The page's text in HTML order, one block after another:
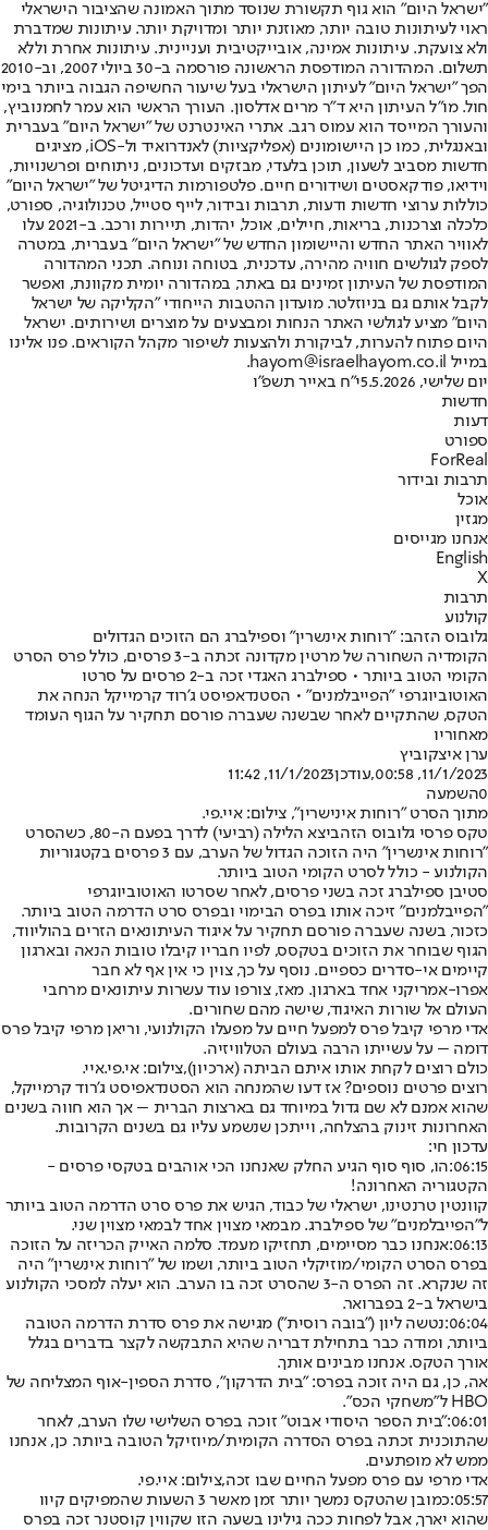
"ישראל היום" הוא גוף תקשורת שנוסד מתוך האמונה שהציבור הישראלי
ראוי לעיתונות טובה יותר, מאוזנת יותר ומדויקת יותר. עיתונות שמדברת
ולא צועקת. עיתונות אמינה, אובייקטיבית ועניינית. עיתונות אחרת וללא
תשלום. המהדורה המודפסת הראשונה פורסמה ב-30 ביולי 2007, וב-2010
הפך "ישראל היום" לעיתון הישראלי בעל שיעור החשיפה הגבוה ביותר בימי
חול. מו"ל העיתון היא ד"ר מרים אדלסון. העורך הראשי הוא עמר לחמנוביץ,
והעורך המייסד הוא עמוס רגב. אתרי האינטרנט של "ישראל היום" בעברית
ובאנגלית, כמו כן היישומונים (אפליקציות) לאנדרואיד ול-iOS, מציגים
חדשות מסביב לשעון, תוכן בלעדי, מבזקים ועדכונים, ניתוחים ופרשנויות,
וידיאו, פודקאסטים ושידורים חיים. פלטפורמות הדיגיטל של "ישראל היום"
כוללות ערוצי חדשות ודעות, תרבות ובידור, לייף סטייל, טכנולוגיה, ספורט,
כלכלה וצרכנות, בריאות, חיילים, אוכל, יהדות, תיירות ורכב. ב-2021 עלו
לאוויר האתר החדש והיישומון החדש של "ישראל היום" בעברית, במטרה
לספק לגולשים חוויה מהירה, עדכנית, בטוחה ונוחה. תכני המהדורה
המודפסת של העיתון זמינים גם באתר, במהדורה יומית מקוונת, ואפשר
לקבל אותם גם בניוזלטר. מועדון ההטבות הייחודי "הקליקה של ישראל
היום" מציע לגולשי האתר הנחות ומבצעים על מוצרים ושירותים. ישראל
היום פתוח להערות, לביקורת ולהצעות לשיפור מקהל הקוראים. פנו אלינו
במייל hayom@israelhayom.co.il.
יום שלישי, 5.5.2026
י"ח באייר תשפ"ו
חדשות
דעות
ספורט
ForReal
תרבות ובידור
אוכל
מגזין
אנחנו מגייסים
English
X
תרבות
קולנוע
גלובוס הזהב: "רוחות אינשרין" וספילברג הם הזוכים הגדולים
הקומדיה השחורה של מרטין מקדונה זכתה ב-3 פרסים, כולל פרס הסרט
הקומי הטוב ביותר • ספילברג האגדי זכה ב-2 פרסים על סרטו
האוטוביוגרפי "הפייבלמנים" • הסטנדאפיסט ג'רוד קרמייקל הנחה את
הטקס, שהתקיים לאחר שבשנה שעברה פורסם תחקיר על הגוף העומד
מאחוריו
ערן איצקוביץ
11/1/2023, 00:58
,עודכן11/1/2023, 11:42
0השמעה
מתוך הסרט "רוחות אינישרין", צילום: איי.פי.
טקס פרסי גלובוס הזהב
יצא הלילה (רביעי) לדרך בפעם ה-80, כשהסרט
"רוחות אינשרין" היה הזוכה הגדול של הערב, עם 3 פרסים בקטגוריות
הקולנוע - כולל לסרט הקומי הטוב ביותר.
סטיבן ספילברג זכה בשני פרסים, לאחר שסרטו האוטוביוגרפי
"הפייבלמנים" זיכה אותו בפרס הבימוי ובפרס סרט הדרמה הטוב ביותר.
כזכור, בשנה שעברה פורסם תחקיר על איגוד העיתונאים הזרים בהוליווד,
הגוף שבוחר את הזוכים בטקסס, לפיו חבריו קיבלו טובות הנאה ובארגון
קיימים אי-סדרים כספיים. נוסף על כך, צוין כי אין אף לא חבר
אפרו-אמריקני אחד בארגון. מאז, צורפו עוד עשרות עיתונאים מרחבי
העולם אל שורות האיגוד, שישה מהם שחורים.
אדי מרפי קיבל פרס למפעל חיים על מפעלו הקולנועי, וריאן מרפי קיבל פרס
דומה – על עשייתו הרבה בעולם הטלוויזיה.
כולם רוצים לקחת אותו איתם הביתה (ארכיון),צילום: אי.פי.איי.
רוצים פרטים נוספים? אז דעו שהמנחה הוא הסטנדאפיסט ג'רוד קרמייקל,
שהוא אמנם לא שם גדול במיוחד גם בארצות הברית – אך הוא חווה בשנים
האחרונות זינוק בהצלחה, וייתכן שנשמע עליו גם בשנים הקרובות.
עדכון חי:
06:15: הו, סוף סוף הגיע החלק שאנחנו הכי אוהבים בטקסי פרסים -
הקטגוריה האחרונה!
קוונטין טרנטינו, ישראלי של כבוד, הגיש את פרס סרט הדרמה הטוב ביותר
ל"הפייבלמנים" של ספילברג. מבמאי מצוין אחד לבמאי מצוין שני.
06:13: אנחנו כבר מסיימים, תחזיקו מעמד. סלמה האייק הכריזה על הזוכה
בפרס הסרט הקומי/מוזיקלי הטוב ביותר, ושמו של "רוחות אינשרין" היה
זה שנקרא. זה הפרס ה-3 שהסרט זכה בו הערב. הוא יעלה למסכי הקולנוע
בישראל ב-2 בפברואר.
06:04: נטשה ליון ("בובה רוסית") מגישה את פרס סדרת הדרמה הטובה
ביותר, ומודה כבר בתחילת דבריה שהיא התבקשה לקצר בדברים בגלל
אורך הטקס. אנחנו מבינים אותך.
אה, כן, גם היה זוכה בפרס: "בית הדרקון", סדרת הספין-אוף המצליחה של
HBO ל"משחקי הכס".
06:01: "בית הספר היסודי אבוט" זוכה בפרס השלישי שלו הערב, לאחר
שהתוכנית זכתה בפרס הסדרה הקומית/מיוזיקל הטובה ביותר. כן, אנחנו
ממש לא מופתעים.
אדי מרפי עם פרס מפעל החיים שבו זכה,צילום: איי.פי.
05:57:
כמובן שהטקס נמשך יותר זמן מאשר 3 השעות שהמפיקים קיוו
שהוא יארך, אבל לפחות ככה גילינו בשעה הזו שקווין קוסטנר זכה בפרס